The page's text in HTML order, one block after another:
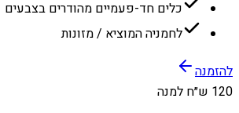
כלים חד-פעמיים מהודרים בצבעים
לחמניה המוציא / מזונות
להזמנה
120 ש״ח למנה